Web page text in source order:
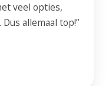
veel opties,
allemaal top!”